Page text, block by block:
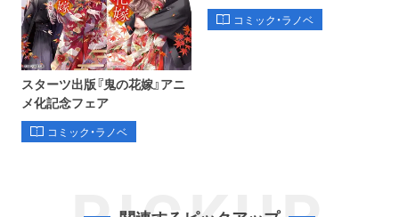
スターツ出版『鬼の花嫁』アニ
メ化記念フェア
コミック・ラノベ
コミック・ラノベ